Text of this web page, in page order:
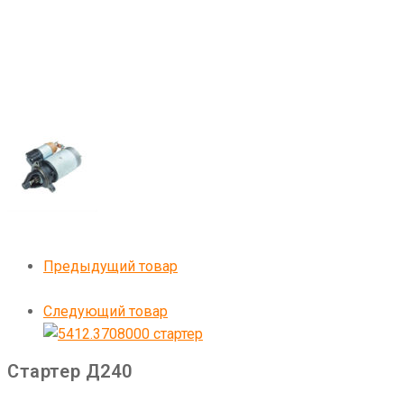
Предыдущий товар
Следующий товар
Стартер Д240